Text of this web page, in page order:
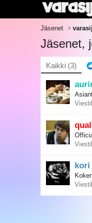
Jäsenet
Jäsenet,
Kaikki (3)
kori